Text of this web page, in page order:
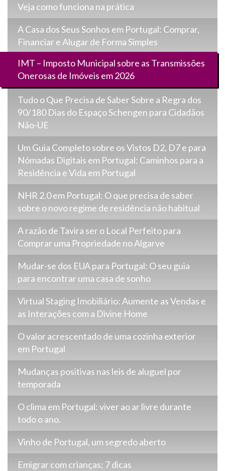
Veja como funciona na prática
A Casa dos Seus Sonhos em Portugal: Comprar,
Financiar e Alugar de Forma Simples
IMT – Imposto Municipal sobre as Transmissões
Onerosas de Imóveis em 2026
Tudo o Que Precisa de Saber Sobre a Regra dos
90/180 Dias do Espaço Schengen para Cidadãos
Não-UE
Um Guia Completo sobre os Vistos D2, D7 e para
Nómadas Digitais em Portugal: Caminhos para a
Residência e Vida em Portugal
NHR 2.0 em Portugal: O que precisa de saber
sobre o novo regime de residência não habitual
A razão de Tavira ser o Local Perfeito para
Comprar uma Propriedade no Algarve
Mudar-se dos EUA para Portugal: O seu guia
para encontrar uma casa de sonho
Virtual Staging Imobiliário: Aumente as Vendas e
as Interações com a Divine Home
O valor acrescentado de uma cozinha exterior
em Portugal
Mudanças positivas nas leis de aluguel por
temporada
O clima em Portugal: viver ao ar livre durante
todo o ano.
Vinho de Portugal, um segredo aberto
Emigrar com crianças; 7 dicas